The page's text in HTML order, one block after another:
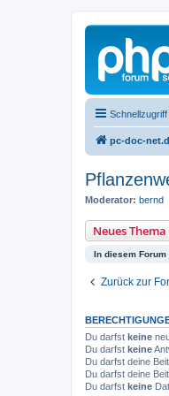
Schnellzugriff
pc-doc-
Moderator: bernd
Neues Thema
In diesem Forum
Zurück zur
Du darfst keine
Du darfst keine
Du darfst deine
Du darfst deine
Du darfst keine